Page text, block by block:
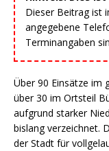
Dieser Beitrag ist
angegebene
Terminangaben
Über 90 Einsätze im
über 30 im Ortsteil
aufgrund starker
bislang verzeichnet.
der Stadt für